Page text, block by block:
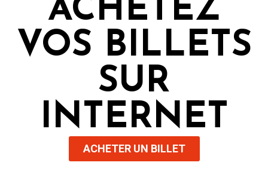
ACHETEZ
VOS BILLETS
SUR
INTERNET
ACHETER UN BILLET